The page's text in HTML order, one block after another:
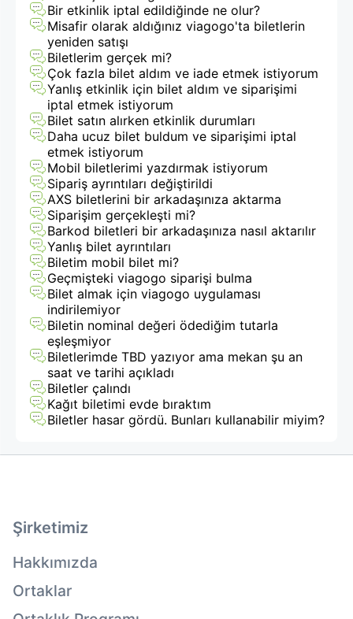
Bir etkinlik iptal edildiğinde ne olur?
Misafir olarak aldığınız viagogo'ta biletlerin
yeniden satışı
Biletlerim gerçek mi?
Çok fazla bilet aldım ve iade etmek istiyorum
Yanlış etkinlik için bilet aldım ve siparişimi
iptal etmek istiyorum
Bilet satın alırken etkinlik durumları
Daha ucuz bilet buldum ve siparişimi iptal
etmek istiyorum
Mobil biletlerimi yazdırmak istiyorum
Sipariş ayrıntıları değiştirildi
AXS biletlerini bir arkadaşınıza aktarma
Siparişim gerçekleşti mi?
Barkod biletleri bir arkadaşınıza nasıl aktarılır
Yanlış bilet ayrıntıları
Biletim mobil bilet mi?
Geçmişteki viagogo siparişi bulma
Bilet almak için viagogo uygulaması
indirilemiyor
Biletin nominal değeri ödediğim tutarla
eşleşmiyor
Biletlerimde TBD yazıyor ama mekan şu an
saat ve tarihi açıkladı
Biletler çalındı
Kağıt biletimi evde bıraktım
Biletler hasar gördü. Bunları kullanabilir miyim?
Şirketimiz
Hakkımızda
Ortaklar